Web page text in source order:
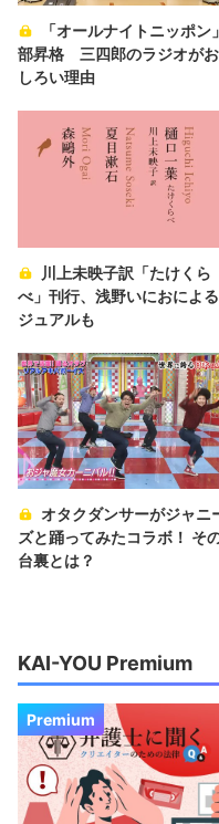
「オールナイトニッポン
部昇格 三四郎のラジオが
しろい理由
川上未映子訳「たけくら
べ」刊行、浅野いにおによ
ジュアルも
オタクダンサーがジャニ
ズと踊ってみたコラボ！ そ
台裏とは？
KAI-YOU Premium
Premium